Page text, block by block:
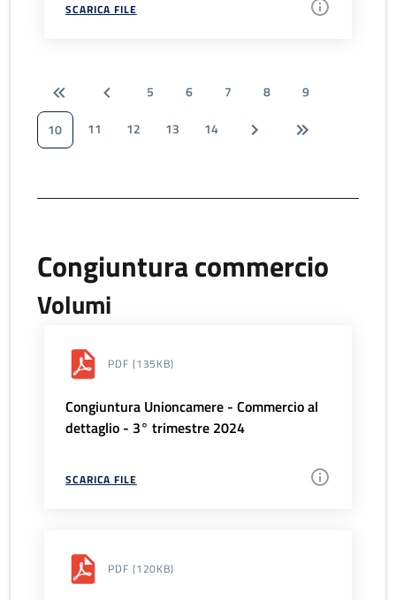
SCARICA FILE
5 6 7 8
9
10
11 12 13 14
Congiuntura commercio
Volumi
PDF (135KB)
Congiuntura Unioncamere - Commercio al
dettaglio - 3° trimestre 2024
SCARICA FILE
PDF (120KB)